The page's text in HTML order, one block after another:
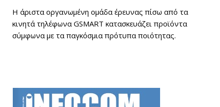
Η άριστα οργανωμένη ομάδα έρευνας πίσω από τα
κινητά τηλέφωνα GSMART κατασκευάζει προϊόντα
σύμφωνα με τα παγκόσμια πρότυπα ποιότητας.